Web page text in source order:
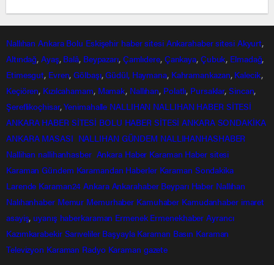
Nallıhan Ankara Bolu Eskişehir haber sitesi Ankarahabersitesi Akyurt,
Altındağ,Ayaş, Balâ, Beypazarı, Çamlıdere, Çankaya, Çubuk, Elmadağ,
Etimesgut, Evren,Gölbaşı,Güdül, Haymana, Kahramankazan, Kalecik,
Keçiören, Kızılcahamam, Mamak, Nallıhan, Polatlı, Pursaklar,Sincan,
Şereflikoçhisar,Yenimahalle NALLIHAN NALLIHAN HABER SİTESİ
ANKARA HABER SİTESİ BOLU HABER SİTESİ ANKARA SONDAKİKA
ANKARA MASASI NALLIHAN GÜNDEM NALLIHANHASHABER
Nallihan nallihanhasber Ankara Haber Karaman Haber sitesi
Karaman Gündem Karamandan Haberler Karaman Sondakika
Larende Karaman24 Ankara Ankarahaber Beyparı Haber Nallıhan
Nalıhanhaber Memur Memurhaber Kamuhaber Kamudanhaber imaret
asayiş, uyanış haberkaraman Ermenek Ermenekhaber Ayrancı
Kazımkarabekir Sarıveliler Başyayla Karaman Basın Karaman
Televizyon Karaman Radyo Karaman gazete